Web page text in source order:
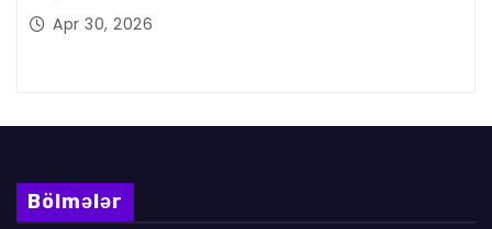
Apr 30, 2026
Bölmələr